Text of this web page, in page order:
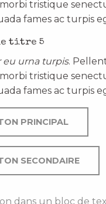
tristique
fames ac turpis
titre 5
eu urna turpis.
tristique
fames ac turpis
PRINCIPAL
SECONDAIRE
dans un bloc de